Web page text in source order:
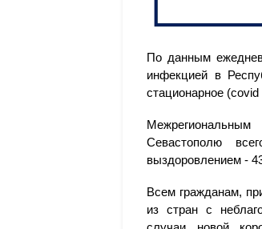
По данным
инфекцией в
стационарное
Севастополю
выздоровлением -
Всем гражданам,
из стран с